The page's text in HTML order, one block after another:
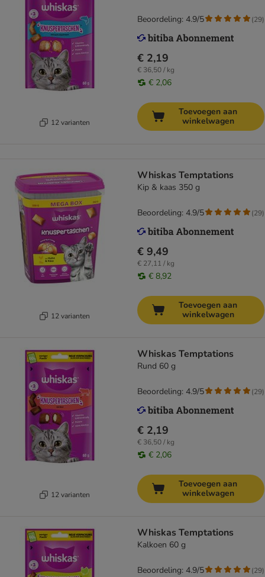
12 varianten
€ 2,19
€ 36,50 / kg
€ 2,06
Beoordeling: 4.9/5 (29)
Toevoegen aan
winkelwagen
12 varianten
Whiskas Temptations
Kip & kaas 350 g
€ 9,49
€ 27,11 / kg
€ 8,92
Beoordeling: 4.9/5 (29)
Toevoegen aan
winkelwagen
12 varianten
Whiskas Temptations
Rund 60 g
€ 2,19
€ 36,50 / kg
€ 2,06
Beoordeling: 4.9/5 (29)
Toevoegen aan
winkelwagen
Whiskas Temptations
Kalkoen 60 g
Beoordeling: 4.9/5 (29)